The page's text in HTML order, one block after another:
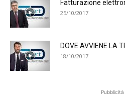
Fatturazione
25/10/2017
DOVE AVVIENE LA
18/10/2017
Pubblicità